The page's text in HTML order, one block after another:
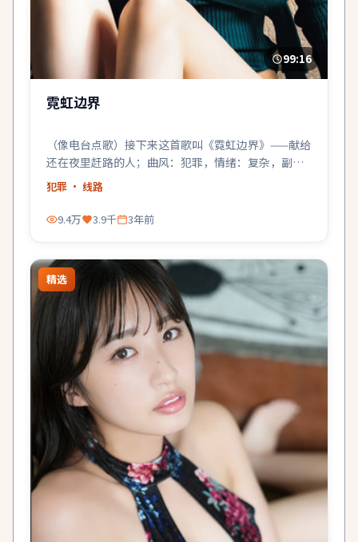
99:16
霓虹边界
（像电台点歌）接下来这首歌叫《霓虹边界》——献给
还在夜里赶路的人；曲风：犯罪，情绪：复杂，副
歌：很亮。
犯罪 · 线路
9.4万 3.9千 3年前
精选